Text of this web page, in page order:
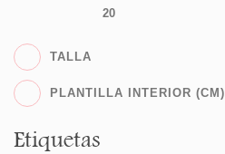
20
TALLA
PLANTILLA INTERIOR (CM)
Etiquetas